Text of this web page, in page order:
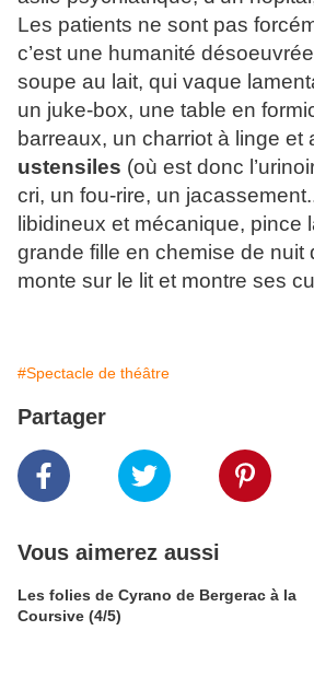
Les patients ne sont pas
c’est une humanité
soupe au lait, qui vaque
un juke-box, une table en
barreaux, un charriot à linge et
ustensiles (où est donc
cri, un fou-rire, un
libidineux et mécanique, pince
grande fille en chemise de nuit
monte sur le lit et montre ses
#Spectacle de théâtre
Partager
Vous aimerez aussi
Les folies de Cyrano de Bergerac à la
Coursive (4/5)